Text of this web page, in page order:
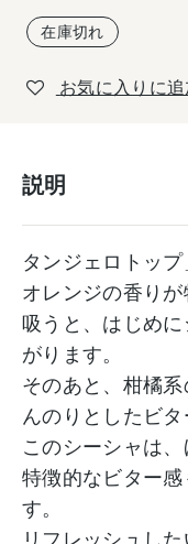
在庫切れ
お気に入りに追
説明
タンジェロトッ
オレンジの香りが
吸うと、はじめ
がります。
そのあと、柑橘
んのりとしたビタ
このシーシャは、
特徴的なビター
す。
リフレッシュし